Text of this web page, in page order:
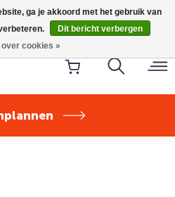
Core nu direct uit voorraad
ga je akkoord met het gebruik van
Dit bericht verbergen
over cookies »